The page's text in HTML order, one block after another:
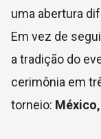
uma abertura
Em vez de
a tradição do
cerimônia em
torneio: